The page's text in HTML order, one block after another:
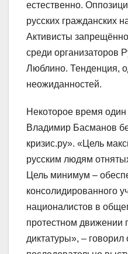
естественно.
русских гражданских
Активисты
среди организаторов
Люблино. Тенденция,
неожиданностей.
Некоторое время
Владимир Басманов
кризис.ру». «Цель
русским людям
Цель минимум –
консолидированного
националистов в
протестном движении
диктатуры», –